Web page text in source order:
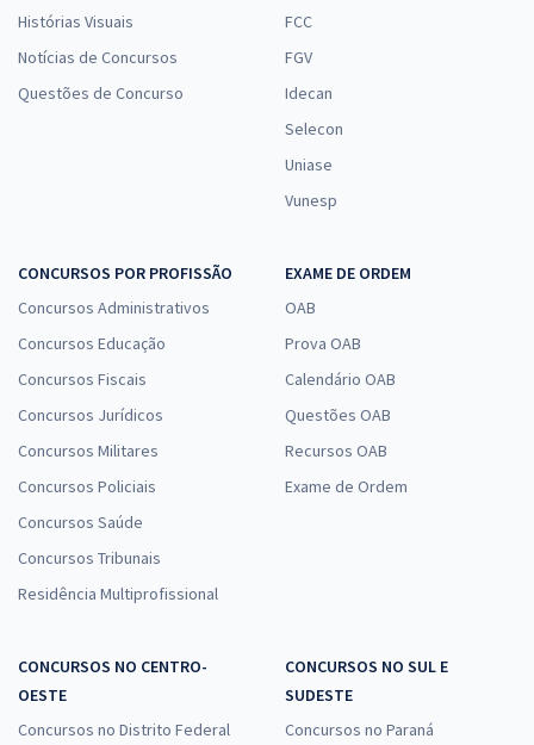
Histórias Visuais
Notícias de Concursos
Questões de Concurso
FCC
FGV
Idecan
Selecon
Uniase
Vunesp
CONCURSOS POR PROFISSÃO
Concursos Administrativos
Concursos Educação
Concursos Fiscais
Concursos Jurídicos
Concursos Militares
Concursos Policiais
Concursos Saúde
Concursos Tribunais
Residência Multiprofissional
EXAME DE ORDEM
OAB
Prova OAB
Calendário OAB
Questões OAB
Recursos OAB
Exame de Ordem
CONCURSOS NO CENTRO-
OESTE
Concursos no Distrito Federal
CONCURSOS NO SUL E
SUDESTE
Concursos no Paraná